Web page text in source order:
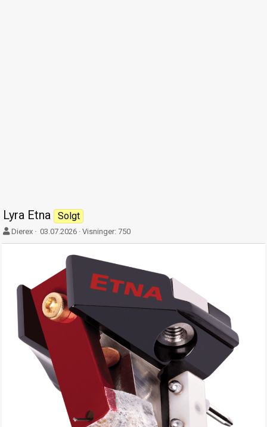
Lyra Etna Solgt
F
o
Dierex
O
p
e
e
t
d
a
t
o
03.07.2026 Visninger: 750